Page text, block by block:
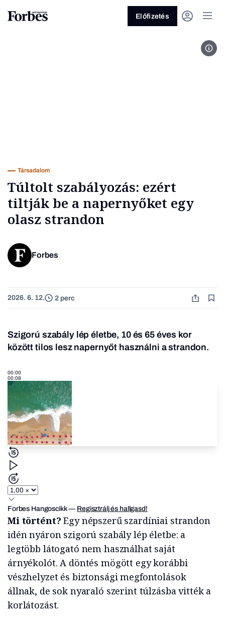
Üzlet
Előfizetés
Társadalom
Túltolt szabályozás: ezért
tiltják be a napernyőket egy
olasz strandon
Forbes
2026. 6. 12. 2 perc
Szigorú szabály lép életbe, 10 és 65 éves kor
között tilos lesz napernyőt használni a strandon.
00:00
00:08
Forbes Hangoscikk— Regisztrálj és hallgasd!
Mi történt?Egy népszerű szardíniai strandon
idén nyáron szigorú szabály lép életbe: a
legtöbb látogató nem használhat saját
árnyékolót. A döntés mögött egy korábbi
vészhelyzet és biztonsági megfontolások
állnak, de sok nyaraló szerint túlzásba vitték a
korlátozást.